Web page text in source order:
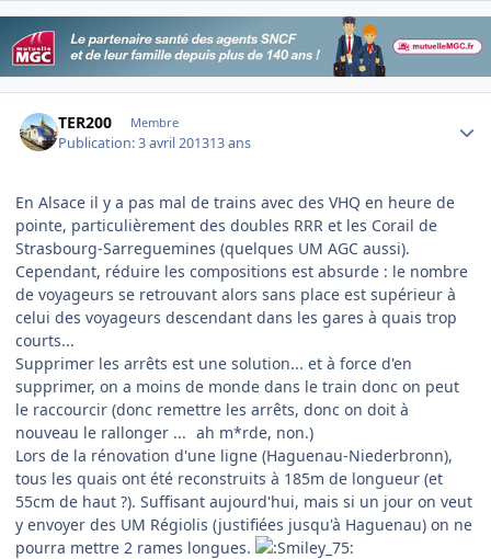
TER200 Membre
Publication:3 avril 201313 ans
En Alsace il y a pas mal de trains avec des VHQ en heure de
pointe, particulièrement des doubles RRR et les Corail de
Strasbourg-Sarreguemines (quelques UM AGC aussi).
Cependant, réduire les compositions est absurde : le nombre
de voyageurs se retrouvant alors sans place est supérieur à
celui des voyageurs descendant dans les gares à quais trop
courts...
Supprimer les arrêts est une solution... et à force d'en
supprimer, on a moins de monde dans le train donc on peut
le raccourcir (donc remettre les arrêts, donc on doit à
nouveau le rallonger ... ah m*rde, non.)
Lors de la rénovation d'une ligne (Haguenau-Niederbronn),
tous les quais ont été reconstruits à 185m de longueur (et
55cm de haut ?). Suffisant aujourd'hui, mais si un jour on veut
y envoyer des UM Régiolis (justifiées jusqu'à Haguenau) on ne
pourra mettre 2 rames longues.